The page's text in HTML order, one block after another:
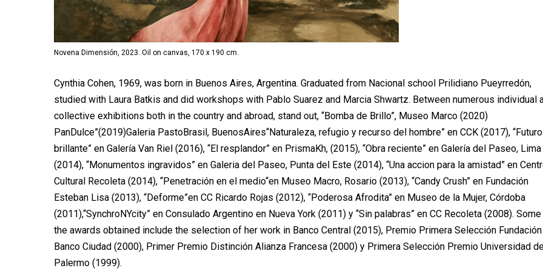
Novena Dimensión, 2023. Oil on canvas, 170 x 190 cm.
Cynthia Cohen, 1969, was born in Buenos Aires, Argentina. Graduated from Nacional school Prilidiano Pueyrredón,
studied with Laura Batkis and did workshops with Pablo Suarez and Marcia Shwartz. Between numerous individual
collective exhibitions both in the country and abroad, stand out, “Bomba de Brillo”, Museo Marco (2020)
PanDulce”(2019)Galeria PastoBrasil, BuenosAires“Naturaleza, refugio y recurso del hombre” en CCK (2017), “Futuro
brillante” en Galería Van Riel (2016), “El resplandor” en PrismaKh, (2015), “Obra reciente” en Galería del Paseo, Lima
(2014), “Monumentos ingravidos” en Galeria del Paseo, Punta del Este (2014), “Una accion para la amistad” en
Cultural Recoleta (2014), “Penetración en el medio“en Museo Macro, Rosario (2013), “Candy Crush” en Fundación
Esteban Lisa (2013), “Deforme”en CC Ricardo Rojas (2012), “Poderosa Afrodita” en Museo de la Mujer, Córdoba
(2011),“SynchroNYcity” en Consulado Argentino en Nueva York (2011) y “Sin palabras” en CC Recoleta (2008).
the awards obtained include the selection of her work in Banco Central (2015), Premio Primera Selección Fundación
Banco Ciudad (2000), Primer Premio Distinción Alianza Francesa (2000) y Primera Selección Premio Universidad
Palermo (1999).